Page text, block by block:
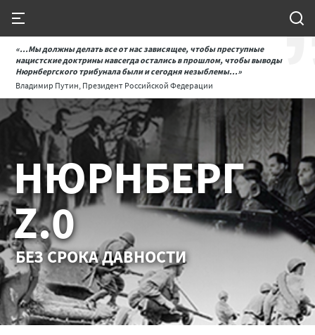
«...Мы должны делать все от нас зависящее, чтобы преступные
нацистские доктрины навсегда остались в прошлом, чтобы выводы
Нюрнбергского трибунала были и сегодня незыблемы...»
Владимир Путин, Президент Российской Федерации
НЮРНБЕРГ
Z.0
БЕЗ СРОКА ДАВНОСТИ